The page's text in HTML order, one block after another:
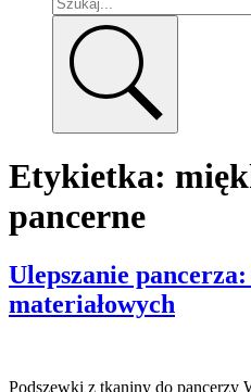
Etykietka:
pancerne
Ulepszanie
materiałowych
Podszewki z tkaniny do pancerzy